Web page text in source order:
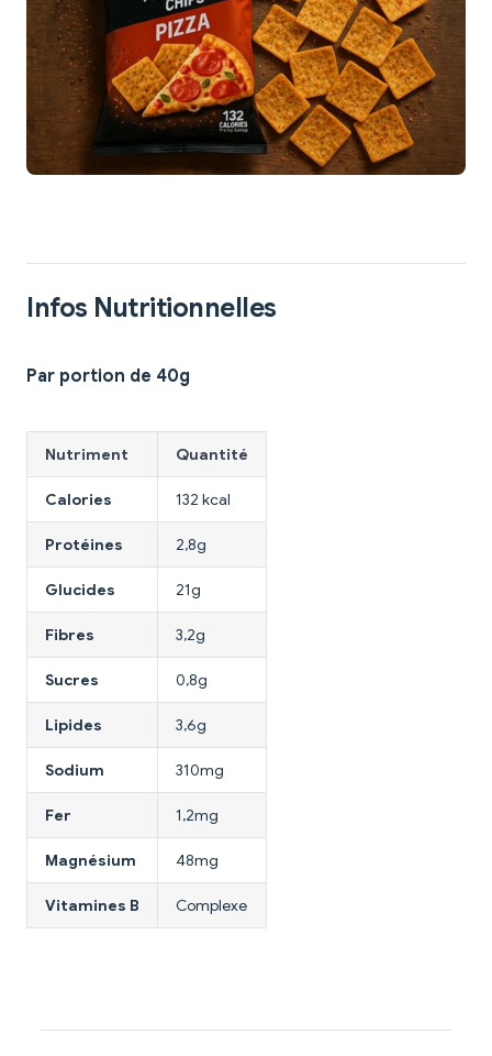
Infos Nutritionnelles
Par portion de 40g
Nutriment Quantité
Calories 132 kcal
Protéines 2,8g
Glucides 21g
Fibres 3,2g
Sucres 0,8g
Lipides 3,6g
Sodium 310mg
Fer 1,2mg
Magnésium 48mg
Vitamines B Complexe